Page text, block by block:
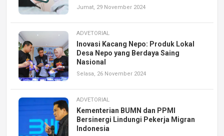
Jumat, 29 November 2024
ADVETORIAL
Inovasi Kacang Nepo: Produk Lokal
Desa Nepo yang Berdaya Saing
Nasional
Selasa, 26 November 2024
ADVETORIAL
Kementerian BUMN dan PPMI
Bersinergi Lindungi Pekerja Migran
Indonesia